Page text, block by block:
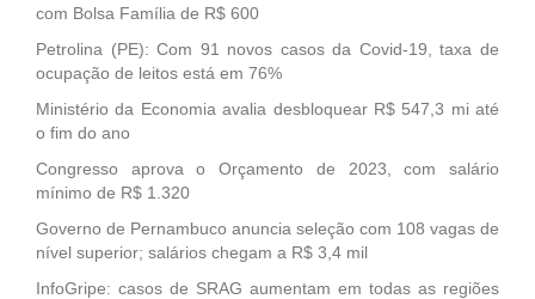
com Bolsa Família de R$ 600
Petrolina (PE): Com 91 novos casos da Covid-19, taxa de
ocupação de leitos está em 76%
Ministério da Economia avalia desbloquear R$ 547,3 mi até
o fim do ano
Congresso aprova o Orçamento de 2023, com salário
mínimo de R$ 1.320
Governo de Pernambuco anuncia seleção com 108 vagas de
nível superior; salários chegam a R$ 3,4 mil
InfoGripe: casos de SRAG aumentam em todas as regiões